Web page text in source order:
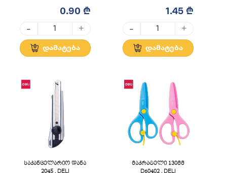
0.90 ₾
- +
დამატება
1.45 ₾
- +
დამატება
საკანცელარიო დანა
2045 , DELI
მაკრატელი 130მმ
D60402 , DELI